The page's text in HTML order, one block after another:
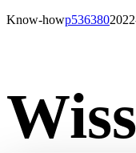
Know-howp536380